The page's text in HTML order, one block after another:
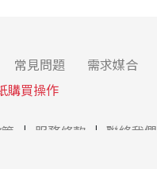
常見問題 需求媒合
購買操作
服務條款 聯絡我們